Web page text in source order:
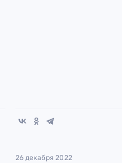
26 декабря 2022